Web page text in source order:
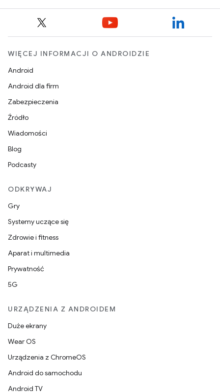
WIĘCEJ INFORMACJI O ANDROIDZIE
Android
Android dla firm
Zabezpieczenia
Źródło
Wiadomości
Blog
Podcasty
ODKRYWAJ
Gry
Systemy uczące się
Zdrowie i fitness
Aparat i multimedia
Prywatność
5G
URZĄDZENIA Z ANDROIDEM
Duże ekrany
Wear OS
Urządzenia z ChromeOS
Android do samochodu
Android TV